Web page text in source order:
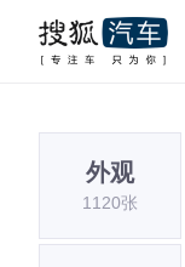
外观
1120张